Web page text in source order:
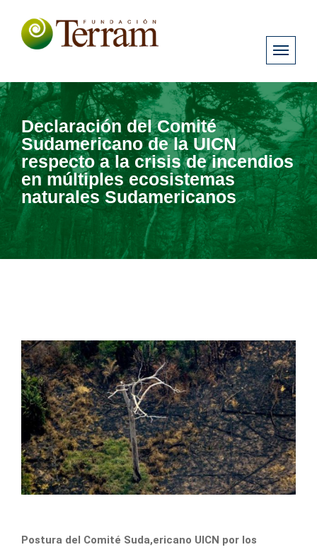
Declaración del Comité
Sudamericano de la UICN
respecto a la crisis de incendios
en múltiples ecosistemas
naturales Sudamericanos
Postura del Comité Suda,ericano UICN por los